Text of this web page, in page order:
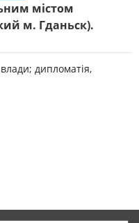
містом
м. Гданьск).
дипломатія,